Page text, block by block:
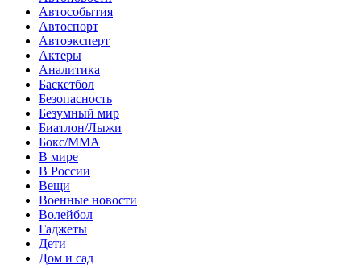
Автособытия
Автоспорт
Автоэксперт
Актеры
Аналитика
Баскетбол
Безопасность
Безумный мир
Биатлон/Лыжи
Бокс/MMA
В мире
В России
Вещи
Военные новости
Волейбол
Гаджеты
Дети
Дом и сад